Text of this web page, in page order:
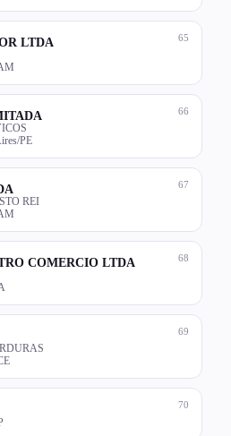
65
LTDA
66
PE
67
REI
68
COMERCIO LTDA
69
70